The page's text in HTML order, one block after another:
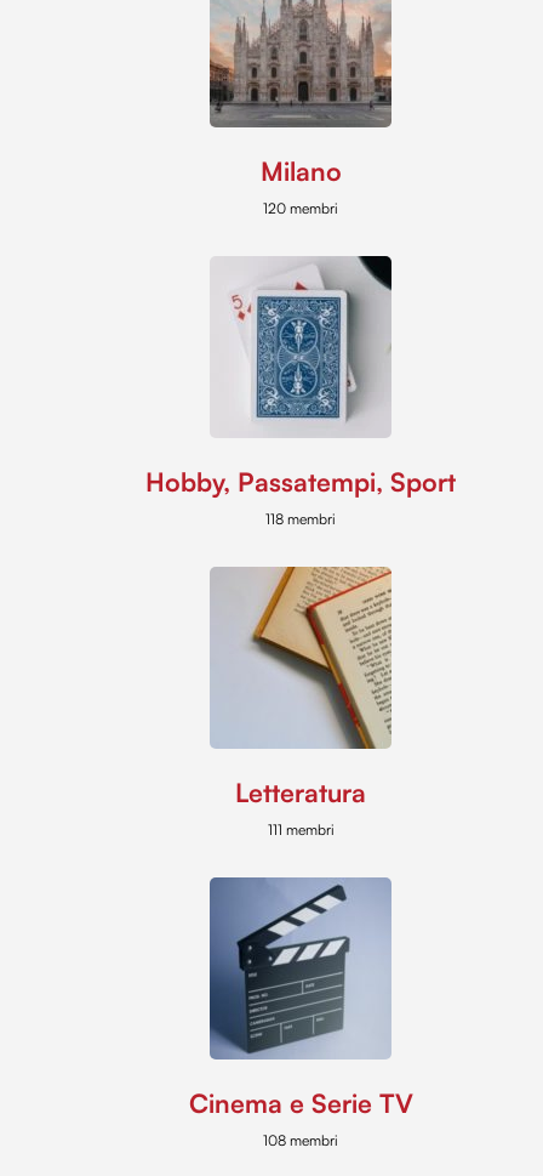
Milano
120 membri
Hobby, Passatempi, Sport
118 membri
Letteratura
111 membri
Cinema e Serie TV
108 membri